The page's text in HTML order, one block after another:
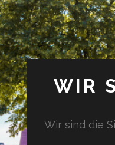
WIR
Wir sind die